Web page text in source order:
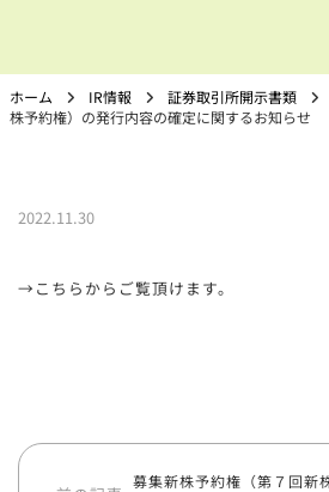
ホーム IR情報 証券取引所開示書類
株予約権）の発行内容の確定に関するお知らせ
2022.11.30
→こちらからご覧頂けます。
募集新株予約権（第７回新